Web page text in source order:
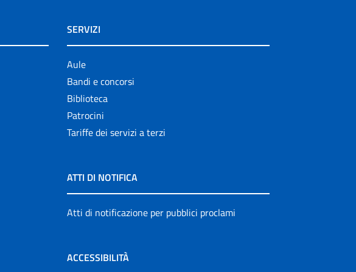
SERVIZI
Aule
Bandi e concorsi
Biblioteca
Patrocini
Tariffe dei servizi a terzi
ATTI DI NOTIFICA
Atti di notificazione per pubblici proclami
ACCESSIBILITÀ